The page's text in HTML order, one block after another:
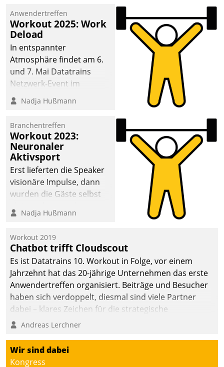
Anwendertreffen
Workout 2025: Work
Deload
In entspannter
Atmosphäre findet am 6.
und 7. Mai Datatrains
Netzwerk-Event im
Kunden- und Partnerkreis
statt. Zentrale Frage: Wie
Mammutprojekte
meistern und Workloads
wuppen – bei zunehmend
anspruchsvollen
Aufgaben und
abnehmendem
Nadja Hußmann
Branchentreffen
Workout 2023:
Neuronaler
Aktivsport
Erst lieferten die Speaker
visionäre Impulse, dann
wurden die Gäste selbst
methodisch
Quartier. Dazwischen
zeigte Datatrain, was es
Neues zu bieten hat.
Nadja Hußmann
Workout 2019
Chatbot trifft Cloudscout
Es ist Datatrains 10. Workout in Folge, vor einem
Jahrzehnt hat das 20-jährige Unternehmen das erste
Anwendertreffen organisiert. Beiträge und Besucher
haben sich verdoppelt, diesmal sind viele Partner
dabei – klares Zeichen für die strategische
Fokussierung auf den Kunden.
Andreas Lerchner
Wir sind dabei
Kongress